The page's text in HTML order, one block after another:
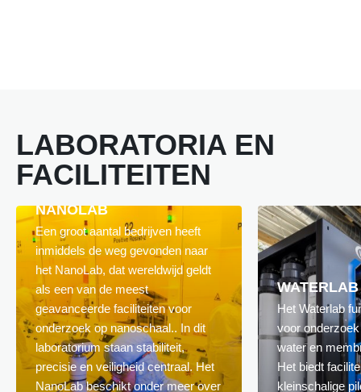
LABORATORIA EN
FACILITEITEN
NANOLAB
Een groot aantal bedrijven heeft
inmiddels de weg gevonden naar
het NanoLab, dat wereldwijd geldt
als een van de meest
geavanceerde faciliteiten voor
onderzoek op nanoschaal.. In dit
laboratorium staan stabiliteit,
precisie en veiligheid centraal. Het
NanoLab beschikt onder meer over
WATERLAB
Het Waterlab
voor
water en
Het biedt
kleinschalige